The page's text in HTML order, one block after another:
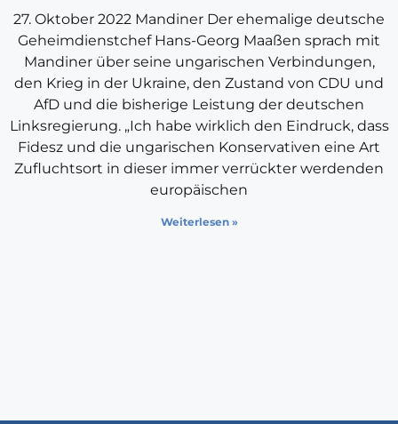
27. Oktober 2022 Mandiner Der ehemalige deutsche
Geheimdienstchef Hans-Georg Maaßen sprach mit
Mandiner über seine ungarischen Verbindungen,
den Krieg in der Ukraine, den Zustand von CDU und
AfD und die bisherige Leistung der deutschen
Linksregierung. „Ich habe wirklich den Eindruck, dass
Fidesz und die ungarischen Konservativen eine Art
Zufluchtsort in dieser immer verrückter werdenden
europäischen
Weiterlesen »